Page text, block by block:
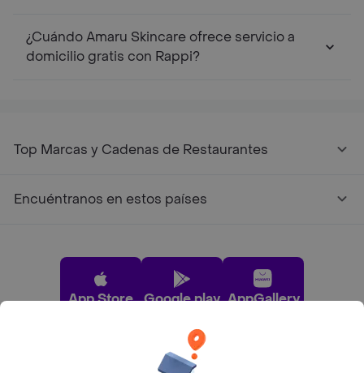
¿Cuándo Amaru Skincare ofrece servicio a
domicilio gratis con Rappi?
Top Marcas y Cadenas de Restaurantes
Encuéntranos en estos países
App Store Google play AppGallery